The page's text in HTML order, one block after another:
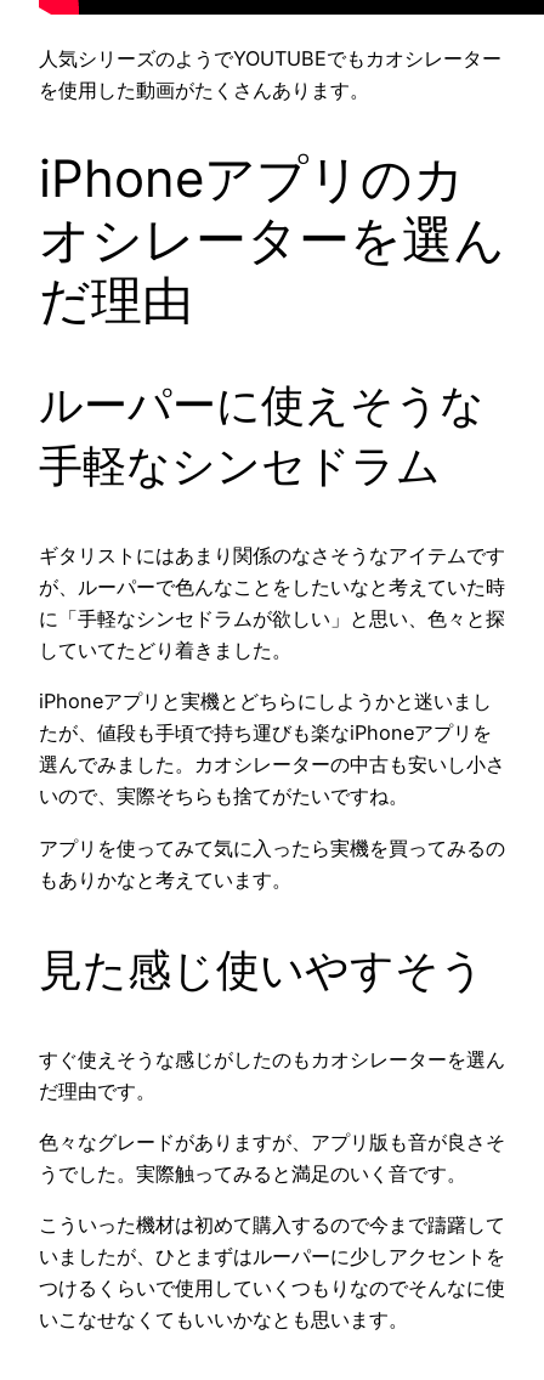
人気シリーズのようでYOUTUBEでもカオシレーター
を使用した動画がたくさんあります。
iPhoneアプリのカ
オシレーターを選ん
だ理由
ルーパーに使えそうな
手軽なシンセドラム
ギタリストにはあまり関係のなさそうなアイテムです
が、ルーパーで色んなことをしたいなと考えていた時
に「手軽なシンセドラムが欲しい」と思い、色々と探
していてたどり着きました。
iPhoneアプリと実機とどちらにしようかと迷いまし
たが、値段も手頃で持ち運びも楽なiPhoneアプリを
選んでみました。カオシレーターの中古も安いし小さ
いので、実際そちらも捨てがたいですね。
アプリを使ってみて気に入ったら実機を買ってみるの
もありかなと考えています。
見た感じ使いやすそう
すぐ使えそうな感じがしたのもカオシレーターを選ん
だ理由です。
色々なグレードがありますが、アプリ版も音が良さそ
うでした。実際触ってみると満足のいく音です。
こういった機材は初めて購入するので今まで躊躇して
いましたが、ひとまずはルーパーに少しアクセントを
つけるくらいで使用していくつもりなのでそんなに使
いこなせなくてもいいかなとも思います。